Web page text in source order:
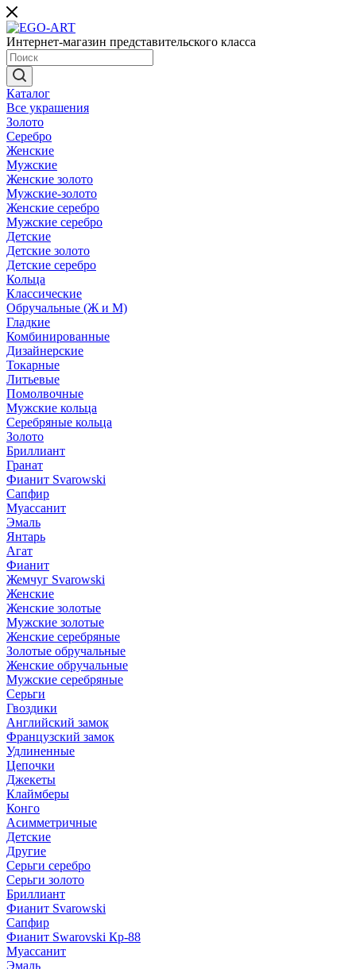
Интернет-магазин представительского класса
Каталог
Все украшения
Золото
Серебро
Женские
Мужские
Женские золото
Мужские-золото
Женские серебро
Мужские серебро
Детские
Детские золото
Детские серебро
Кольца
Классические
Обручальные (Ж и М)
Гладкие
Комбинированные
Дизайнерские
Токарные
Литьевые
Помолвочные
Мужские кольца
Серебряные кольца
Золото
Бриллиант
Гранат
Фианит Svarowski
Сапфир
Муассанит
Эмаль
Янтарь
Агат
Фианит
Жемчуг Svarowski
Женские
Женские золотые
Мужские золотые
Женские серебряные
Золотые обручальные
Женские обручальные
Мужские серебряные
Серьги
Гвоздики
Английский замок
Французский замок
Удлиненные
Цепочки
Джекеты
Клаймберы
Конго
Асимметричные
Детские
Другие
Серьги серебро
Серьги золото
Бриллиант
Фианит Svarowski
Сапфир
Фианит Swarovski Кр-88
Муассанит
Эмаль